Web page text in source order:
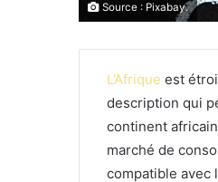
Source : Pixabay.
L’Afrique est
description qui
continent
marché de
compatible avec